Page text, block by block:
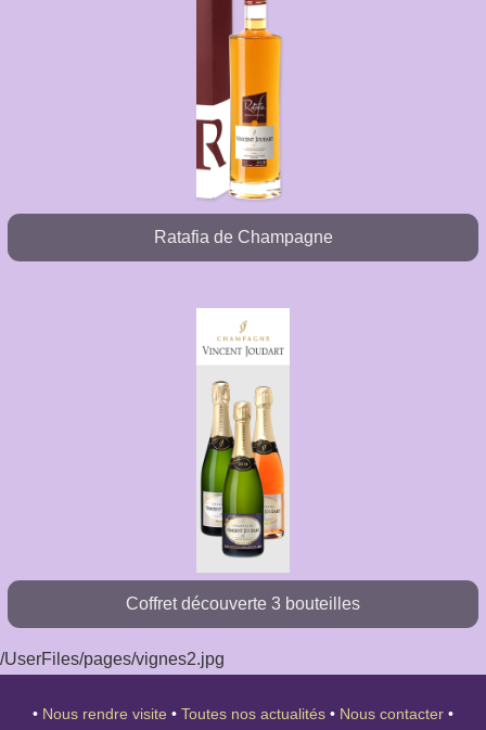
Ratafia de Champagne
Coffret découverte 3 bouteilles
/UserFiles/pages/vignes2.jpg
• Nous rendre visite • Toutes nos actualités • Nous contacter •